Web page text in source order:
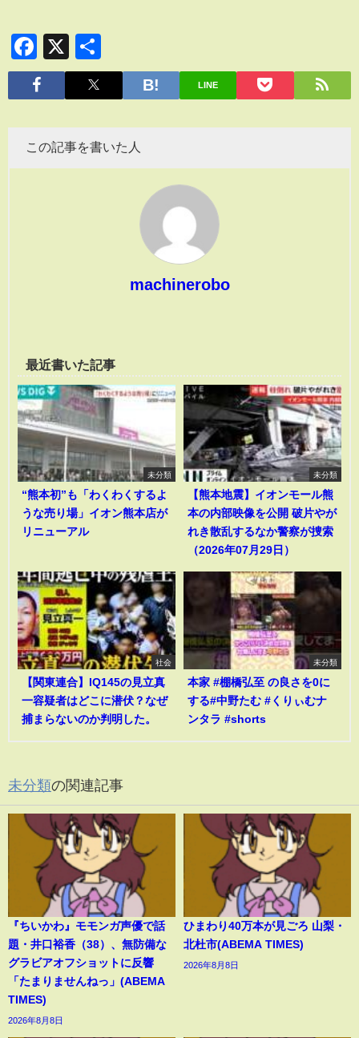
Facebook
X
有
LINE
この記事を書いた人
machinerobo
最近書いた記事
未分類
“熊本初”も「わくわくするよ
うな売り場」イオン熊本店が
リニューアル
未分類
【熊本地震】イオンモール熊
本の内部映像を公開 破片やが
れき散乱するなか警察が捜索
（2026年07月29日）
社会
【関東連合】IQ145の見立真
一容疑者はどこに潜伏？なぜ
捕まらないのか判明した。
未分類
本家 #棚橋弘至 の良さを0に
する#中野たむ #くりぃむナ
ンタラ #shorts
未分類の関連記事
『ちいかわ』モモンガ声優で話
題・井口裕香（38）、無防備な
グラビアオフショットに反響
「たまりませんねっ」(ABEMA
TIMES)
2026年8月8日
ひまわり40万本が見ごろ 山梨・
北杜市(ABEMA TIMES)
2026年8月8日